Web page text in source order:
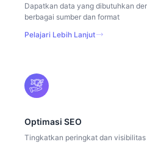
Dapatkan data yang dibutuhkan
berbagai sumber dan format
Pelajari Lebih Lanjut
Optimasi SEO
Tingkatkan peringkat dan